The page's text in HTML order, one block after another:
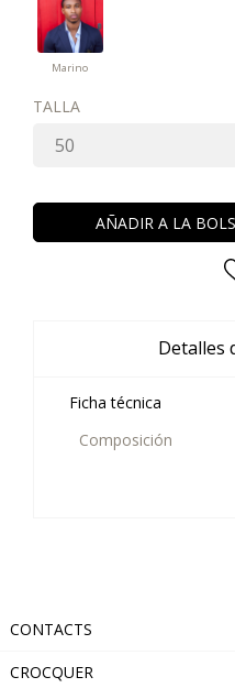
Marino
TALLA
AÑADIR A LA
Detalles
Ficha técnica
Composición
CONTACTS
CROCQUER